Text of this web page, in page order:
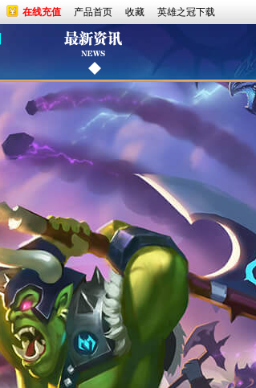
英雄之冠下载
收藏
产品首页
在线充值